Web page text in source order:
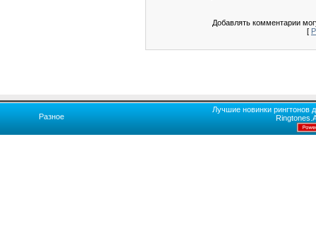
Добавлять комментарии
[
Разное
Лучшие новинки рингтонов